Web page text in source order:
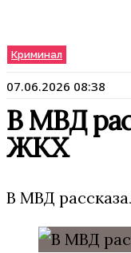
Криминал
07.06.2026 08:38
В МВД
ЖКХ
В МВД